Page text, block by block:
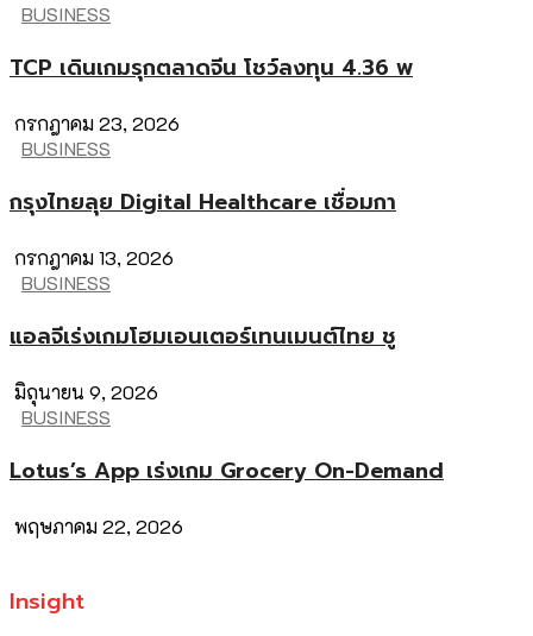
BUSINESS
TCP เดินเกมรุกตลาดจีน โชว์ลงทุน 4.36 พ
กรกฎาคม 23, 2026
BUSINESS
กรุงไทยลุย Digital Healthcare เชื่อมกา
กรกฎาคม 13, 2026
BUSINESS
แอลจีเร่งเกมโฮมเอนเตอร์เทนเมนต์ไทย ชู
มิถุนายน 9, 2026
BUSINESS
Lotus’s App เร่งเกม Grocery On-Demand
พฤษภาคม 22, 2026
Insight